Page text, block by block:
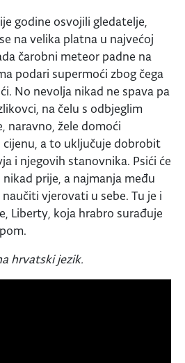
godine osvojili gledatelje,
na velika platna u najvećoj
čarobni meteor padne na
podari supermoći zbog čega
No nevolja nikad ne spava pa
na čelu s odbjeglim
naravno, žele domoći
a to uključuje dobrobit
i njegovih stanovnika. Psići će
prije, a najmanja među
vjerovati u sebe. Tu je i
Liberty, koja hrabro surađuje
hrvatski jezik.